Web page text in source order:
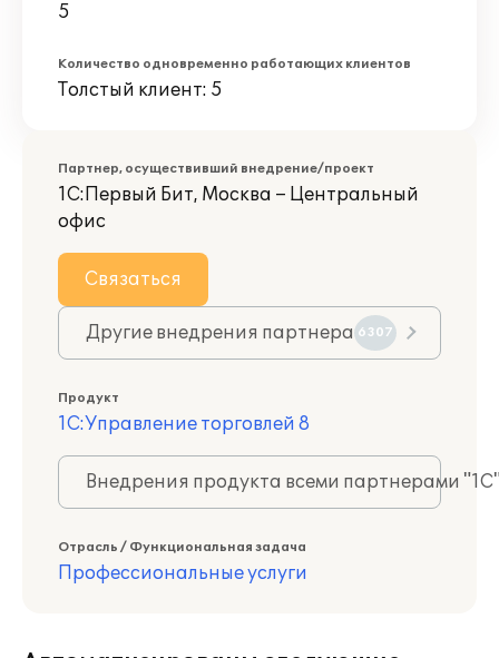
5
Количество одновременно работающих клиентов
Толстый клиент: 5
Партнер, осуществивший внедрение/проект
1С:Первый Бит, Москва – Центральный
офис
Связаться
Другие внедрения партнера 6307
Продукт
1С:Управление торговлей 8
Внедрения продукта всеми партнерами
Отрасль / Функциональная задача
Профессиональные услуги